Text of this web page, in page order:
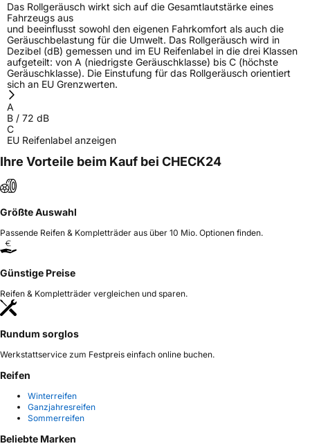
Das Rollgeräusch wirkt sich auf die Gesamtlautstärke eines
Fahrzeugs aus
und beeinflusst sowohl den eigenen Fahrkomfort als auch die
Geräuschbelastung für die Umwelt. Das Rollgeräusch wird in
Dezibel (dB) gemessen und im EU Reifenlabel in die drei Klassen
aufgeteilt: von A (niedrigste Geräuschklasse) bis C (höchste
Geräuschklasse). Die Einstufung für das Rollgeräusch orientiert
sich an EU Grenzwerten.
A
B / 72 dB
C
EU Reifenlabel anzeigen
Ihre Vorteile beim Kauf bei CHECK24
Größte Auswahl
Passende Reifen & Kompletträder aus über 10 Mio. Optionen finden.
Günstige Preise
Reifen & Kompletträder vergleichen und sparen.
Rundum sorglos
Werkstattservice zum Festpreis einfach online buchen.
Reifen
Winterreifen
Ganzjahresreifen
Sommerreifen
Beliebte Marken